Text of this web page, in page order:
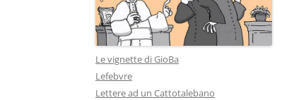
Le vignette di GioBa
Lefebvre
Lettere ad un Cattotalebano